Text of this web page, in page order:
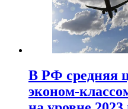
В РФ средняя
эконом-